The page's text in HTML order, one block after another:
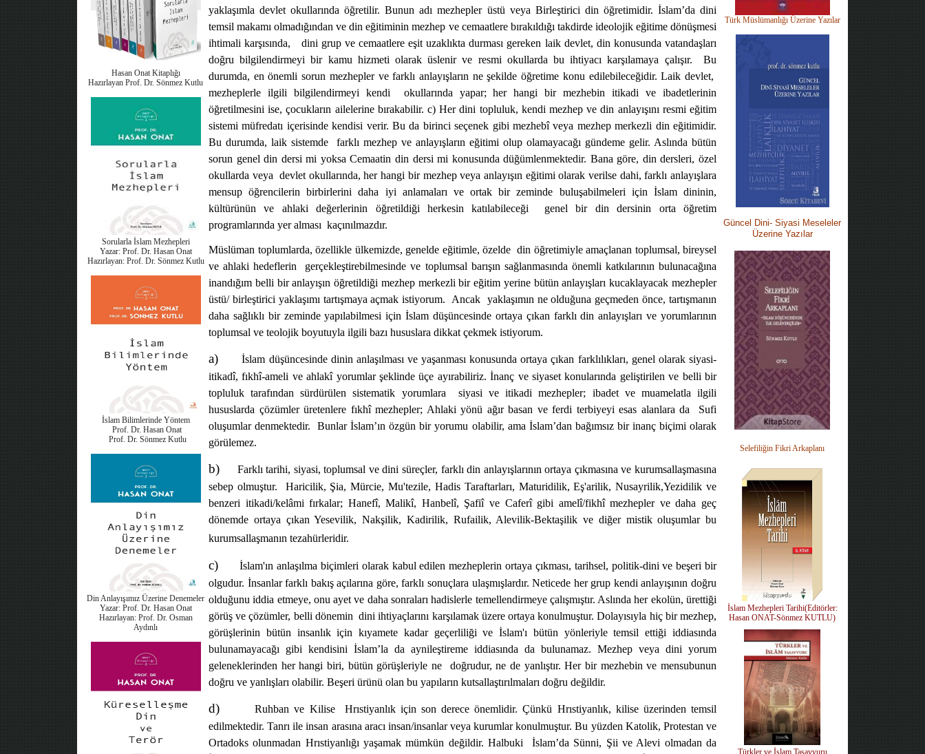
Hasan Onat Kitaplığı
Hazırlayan Prof. Dr. Sönmez Kutlu
Sorularla İslam Mezhepleri
Yazar: Prof. Dr. Hasan Onat
Hazırlayan: Prof. Dr. Sönmez Kutlu
İslam Bilimlerinde Yöntem
Prof. Dr. Hasan Onat
Prof. Dr. Sönmez Kutlu
Din Anlayışımız Üzerine Denemeler
Yazar: Prof. Dr. Hasan Onat
Hazırlayan: Prof. Dr. Osman
Aydınlı
yaklaşımla devlet okullarında öğretilir. Bunun adı mezhepler üstü veya Birleştirici din öğretimidir. İslam’da dini
temsil makamı olmadığından ve din eğitiminin mezhep ve cemaatlere bırakıldığı takdirde ideolojik eğitime dönüşmesi
ihtimali karşısında,
dini grup ve cemaatlere eşit uzaklıkta durması gereken laik devlet, din konusunda vatandaşları
doğru bilgilendirmeyi bir kamu hizmeti olarak üslenir ve resmi okullarda bu ihtiyacı karşılamaya çalışır.
Bu
durumda, en önemli sorun mezhepler ve farklı anlayışların ne şekilde öğretime konu edilebileceğidir. Laik devlet,
mezheplerle ilgili bilgilendirmeyi kendi
okullarında yapar; her hangi bir mezhebin itikadi ve ibadetlerinin
öğretilmesini ise, çocukların ailelerine bırakabilir. c) Her dini topluluk, kendi mezhep ve din anlayışını resmi eğitim
sistemi müfredatı içerisinde kendisi verir. Bu da birinci seçenek gibi mezhebî veya mezhep merkezli din eğitimidir.
Bu durumda, laik sistemde
farklı mezhep ve anlayışların eğitimi olup olamayacağı gündeme gelir. Aslında bütün
sorun genel din dersi mi yoksa Cemaatin din dersi mi konusunda düğümlenmektedir. Bana göre, din dersleri, özel
okullarda veya devlet okullarında, her hangi bir mezhep veya anlayışın eğitimi olarak verilse dahi, farklı anlayışlara
mensup öğrencilerin birbirlerini daha iyi anlamaları ve ortak bir zeminde buluşabilmeleri için İslam dininin,
kültürünün ve ahlaki değerlerinin öğretildiği herkesin katılabileceği
genel bir din dersinin orta öğretim
programlarında yer alması kaçınılmazdır.
Müslüman toplumlarda, özellikle ülkemizde, genelde eğitimle, özelde din öğretimiyle amaçlanan toplumsal, bireysel
ve ahlaki hedeflerin
gerçekleştirebilmesinde ve toplumsal barışın sağlanmasında önemli katkılarının bulunacağına
inandığım belli bir anlayışın öğretildiği mezhep merkezli bir eğitim yerine bütün anlayışları kucaklayacak mezhepler
üstü/ birleştirici yaklaşımı tartışmaya açmak istiyorum.
Ancak yaklaşımın ne olduğuna geçmeden önce, tartışmanın
daha sağlıklı bir zeminde yapılabilmesi için İslam düşüncesinde ortaya çıkan farklı din anlayışları ve yorumlarının
toplumsal ve teolojik boyutuyla ilgili bazı hususlara dikkat çekmek istiyorum.
a)
İslam düşüncesinde dinin anlaşılması ve yaşanması konusunda ortaya çıkan farklılıkları, genel olarak siyasi-
itikadî, fıkhî-ameli ve ahlakî yorumlar şeklinde üçe ayırabiliriz. İnanç ve siyaset konularında geliştirilen ve belli bir
topluluk tarafından sürdürülen sistematik yorumlara
siyasi ve itikadi mezhepler; ibadet ve muamelatla ilgili
hususlarda çözümler üretenlere fıkhî mezhepler; Ahlaki yönü ağır basan ve ferdi terbiyeyi esas alanlara da
Sufi
oluşumlar denmektedir.
Bunlar İslam’ın özgün bir yorumu olabilir, ama İslam’dan bağımsız bir inanç biçimi olarak
görülemez.
b)
Farklı tarihi, siyasi, toplumsal ve dini süreçler, farklı din anlayışlarının ortaya çıkmasına ve kurumsallaşmasına
sebep olmuştur.
Haricilik, Şia, Mürcie, Mu'tezile, Hadis Taraftarları, Maturidilik, Eş'arilik, Nusayrilik,Yezidilik ve
benzeri itikadi/kelâmi fırkalar; Hanefî, Malikî, Hanbelî, Şafiî ve Caferî gibi amelî/fikhî mezhepler ve daha geç
dönemde ortaya çıkan Yesevilik, Nakşilik, Kadirilik, Rufailik, Alevilik-Bektaşilik ve diğer mistik oluşumlar bu
kurumsallaşmanın tezahürleridir.
c)
İslam'ın anlaşılma biçimleri olarak kabul edilen mezheplerin ortaya çıkması, tarihsel, politik-dini ve beşeri bir
olgudur. İnsanlar farklı bakış açılarına göre, farklı sonuçlara ulaşmışlardır. Neticede her grup kendi anlayışının doğru
olduğunu iddia etmeye, onu ayet ve daha sonraları hadislerle temellendirmeye çalışmıştır. Aslında her ekolün, ürettiği
görüş ve çözümler, belli dönemin dini ihtiyaçlarını karşılamak üzere ortaya konulmuştur. Dolayısıyla hiç bir mezhep,
görüşlerinin bütün insanlık için kıyamete kadar geçerliliği ve İslam'ı bütün yönleriyle temsil ettiği iddiasında
bulunamayacağı gibi kendisini İslam’la da aynileştireme iddiasında da bulunamaz. Mezhep veya dini yorum
geleneklerinden her hangi biri, bütün görüşleriyle ne
doğrudur, ne de yanlıştır. Her bir mezhebin ve mensubunun
doğru ve yanlışları olabilir. Beşeri ürünü olan bu yapıların kutsallaştırılmaları doğru değildir.
d) Ruhban ve Kilise
Hrıstiyanlık için son derece önemlidir. Çünkü Hrıstiyanlık, kilise üzerinden temsil
edilmektedir. Tanrı ile insan arasına aracı insan/insanlar veya kurumlar konulmuştur. Bu yüzden Katolik, Protestan ve
Ortadoks olunmadan Hrıstiyanlığı yaşamak mümkün değildir. Halbuki
İslam’da Sünni, Şii ve Alevi olmadan da
Türk Müslümanlığı Üzerine Yazılar
Güncel Dini- Siyasi Meseleler
Üzerine Yazılar
Selefiliğin Fikri Arkaplanı
İslam Mezhepleri Tarihi(Editörler:
Hasan ONAT-Sönmez KUTLU)
Türkler ve İslam Tasavvuru